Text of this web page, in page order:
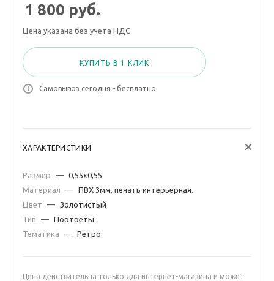
1 800 руб.
Цена указана без учета НДС
КУПИТЬ В 1 КЛИК
Самовывоз сегодня - бесплатно
ХАРАКТЕРИСТИКИ
Размер — 0,55х0,55
Материал
— ПВХ 3мм, печать интерьерная.
Цвет
— Золотистый
Тип
— Портреты
Тематика
— Ретро
Цена действительна только для интернет-магазина и может